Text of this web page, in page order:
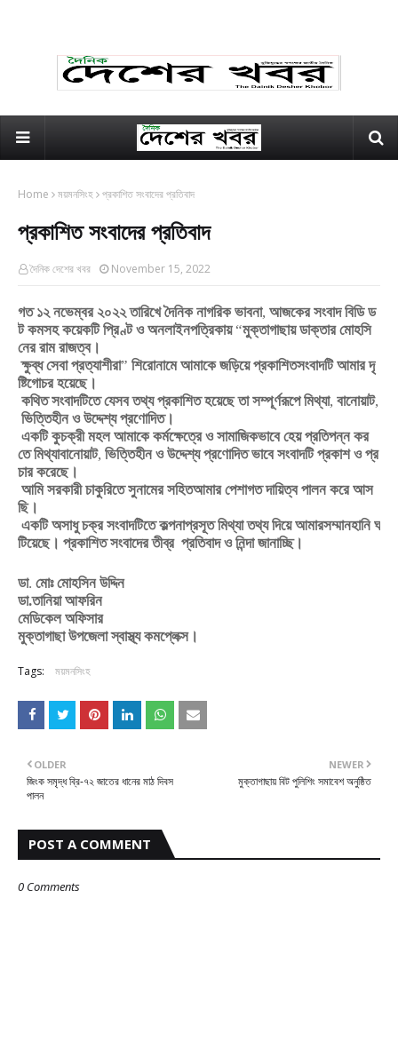
Home ময়মনসিংহ প্রকাশিত সংবাদের প্রতিবাদ
প্রকাশিত সংবাদের প্রতিবাদ
দৈনিক দেশের খবর November 15, 2022
গত ১২ নভেম্বর ২০২২ তারিখে দৈনিক নাগরিক ভাবনা, আজকের সংবাদ বিডি ড
ট কমসহ কয়েকটি প্রিণ্ট ও অনলাইনপত্রিকায়“মুক্তাগাছায় ডাক্তার মোহসি
নের রাম রাজত্ব।
ক্ষুব্ধ সেবা প্রত্যাশীরা” শিরোনামে আমাকে জড়িয়ে প্রকাশিতসংবাদটি আমার দৃ
ষ্টিগোচর হয়েছে।
কথিত সংবাদটিতে যেসব তথ্য প্রকাশিত হয়েছে তা সম্পূর্ণরূপে মিথ্যা, বানোয়াট,
ভিত্তিহীন ও উদ্দেশ্য প্রণোদিত।
একটি কুচক্রী মহল আমাকে কর্মক্ষেত্রে ও সামাজিকভাবে হেয় প্রতিপন্ন কর
তে মিথ্যাবানোয়াট, ভিত্তিহীন ও উদ্দেশ্য প্রণোদিত ভাবে সংবাদটি প্রকাশ ও প্র
চার করেছে।
আমি সরকারী চাকুরিতে সুনামের সহিতআমার পেশাগত দায়িত্ব পালন করে আস
ছি।
একটি অসাধু চক্র সংবাদটিতে কল্পনাপ্রসূত মিথ্যা তথ্য দিয়ে আমারসম্মানহানি ঘ
টিয়েছে। প্রকাশিত সংবাদের তীব্র প্রতিবাদ ও নিন্দা জানাচ্ছি।
ডা. মোঃ মোহসিন উদ্দিন
ডা.তানিয়া আফরিন
মেডিকেল অফিসার
মুক্তাগাছা উপজেলা স্বাস্থ্য কমপ্লেক্স।
Tags: ময়মনসিংহ
NEWER
মুক্তাগাছায় বিট পুলিশিং সমাবেশ অনুষ্ঠিত
OLDER
জিংক সমৃদ্ধ ব্রি-৭২ জাতের ধানের মাঠ দিবস
পালন
POST A COMMENT
0 Comments